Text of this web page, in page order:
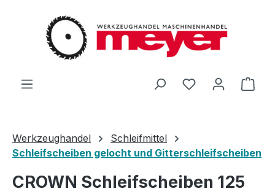
Zum Hauptinhalt springen
Du hast 0
Werkzeughandel
Schleifmittel
Schleifscheiben gelocht und Gitterschleifscheiben
CROWN Schleifscheiben 125